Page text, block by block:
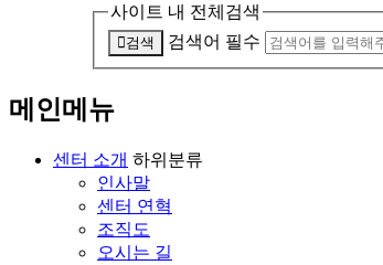
사이트 내 전체검색
검색 검색어 필수
메인메뉴
센터 소개 하위분류
인사말
센터 연혁
조직도
오시는 길